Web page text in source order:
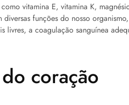
vitamina E, vitamina K,
funções do nosso organismo,
livres, a coagulação sanguínea
coração